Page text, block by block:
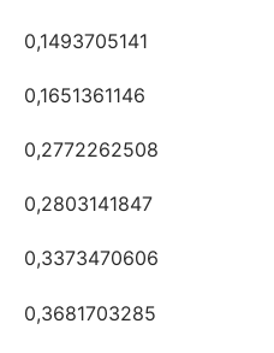
0,1493705141
0,1651361146
0,2772262508
0,2803141847
0,3373470606
0,3681703285